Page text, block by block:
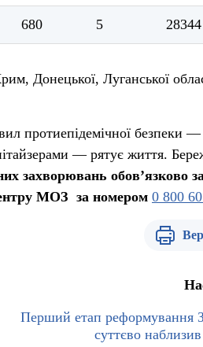
680 5 28344
Донецької, Луганської
протиепідемічної безпеки
— рятує життя.
захворювань обов’язково
МОЗ за номером 0 800
Перший етап реформування
суттєво